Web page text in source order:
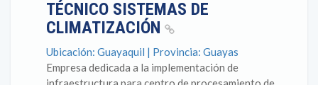
TÉCNICO SISTEMAS DE
CLIMATIZACIÓN
Ubicación: Guayaquil | Provincia: Guayas
Empresa dedicada a la implementación de